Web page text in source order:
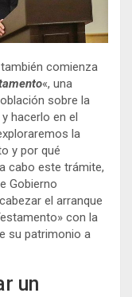
comienza
«, una
sobre la
hacerlo en el
la
y por qué
cabo este trámite,
Gobierno
el arranque
con la
su patrimonio a
un